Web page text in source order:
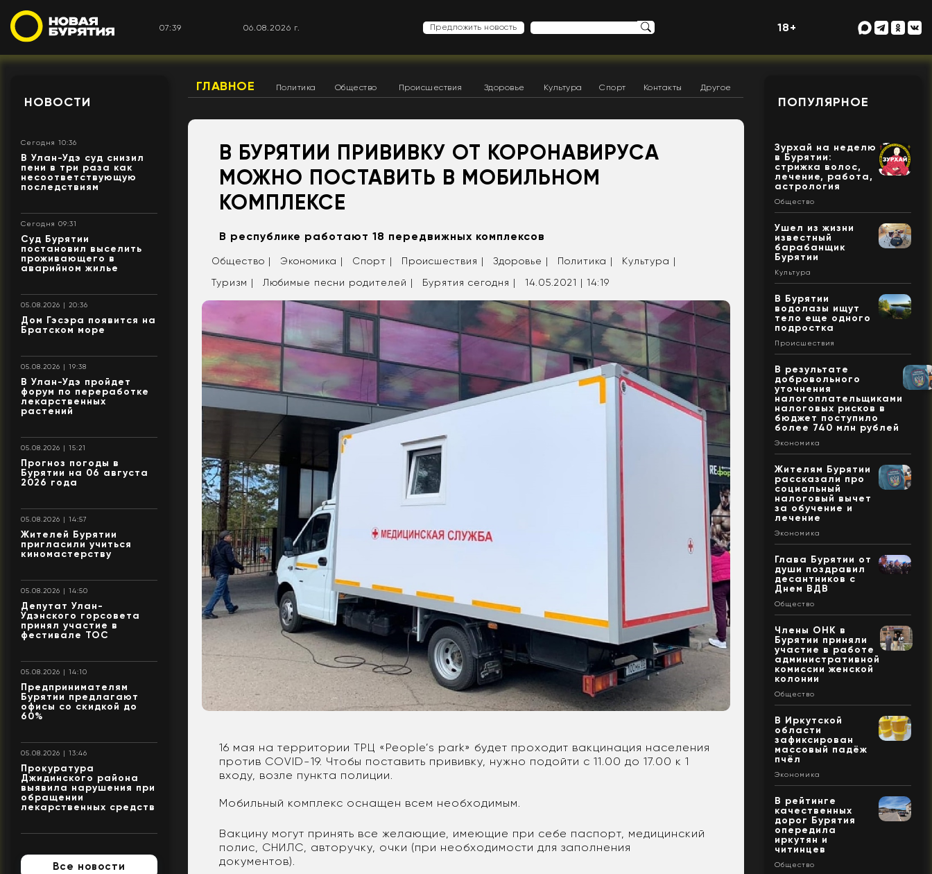
07:39 06.08.2026 г. Предложить новость 18+
НОВОСТИ
Сегодня 10:36
В Улан-Удэ суд снизил
пени в три раза как
несоответствующую
последствиям
Сегодня 09:31
Суд Бурятии
постановил выселить
проживающего в
аварийном жилье
05.08.2026 | 20:36
Дом Гэсэра появится на
Братском море
05.08.2026 | 19:38
В Улан-Удэ пройдет
форум по переработке
лекарственных
растений
05.08.2026 | 15:21
Прогноз погоды в
Бурятии на 06 августа
2026 года
05.08.2026 | 14:57
Жителей Бурятии
пригласили учиться
киномастерству
05.08.2026 | 14:50
Депутат Улан-
Удэнского горсовета
принял участие в
фестивале ТОС
05.08.2026 | 14:10
Предпринимателям
Бурятии предлагают
офисы со скидкой до
60%
05.08.2026 | 13:46
Прокуратура
Джидинского района
выявила нарушения при
обращении
лекарственных средств
Все новости
ГЛАВНОЕ Политика Общество Происшествия Здоровье Культура Спорт Контакты Другое
В БУРЯТИИ ПРИВИВКУ ОТ КОРОНАВИРУСА
МОЖНО ПОСТАВИТЬ В МОБИЛЬНОМ
КОМПЛЕКСЕ
В республике работают 18 передвижных комплексов
Общество | Экономика | Спорт | Происшествия | Здоровье | Политика |
Культура |
Туризм |
Любимые песни родителей | Бурятия сегодня | 14.05.2021 | 14:19
16 мая на территории ТРЦ «People’s park» будет проходит вакцинация населения
против COVID-19. Чтобы поставить прививку, нужно подойти с 11.00 до 17.00 к 1
входу, возле пункта полиции.
Мобильный комплекс оснащен всем необходимым.
Вакцину могут принять все желающие, имеющие при себе паспорт, медицинский
полис, СНИЛС, авторучку, очки (при необходимости для заполнения
документов).
ПОПУЛЯРНОЕ
Зурхай на неделю
в Бурятии:
стрижка волос,
лечение, работа,
астрология
Общество
Ушел из жизни
известный
барабанщик
Бурятии
Культура
В Бурятии
водолазы ищут
тело еще одного
подростка
Происшествия
В результате
добровольного
уточнения
налогоплательщиками
налоговых рисков в
бюджет поступило
более 740 млн рублей
Экономика
Жителям Бурятии
рассказали про
социальный
налоговый вычет
за обучение и
лечение
Экономика
Глава Бурятии от
души поздравил
десантников с
Днем ВДВ
Общество
Члены ОНК в
Бурятии приняли
участие в работе
административной
комиссии женской
колонии
Общество
В Иркутской
области
зафиксирован
массовый падёж
пчёл
Экономика
В рейтинге
качественных
дорог Бурятия
опередила
иркутян и
читинцев
Общество